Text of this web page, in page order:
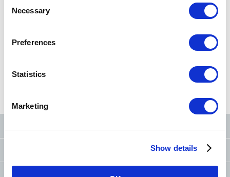
Selection
Necessary
Preferences
Statistics
Marketing
Show details
Rechercher à partir de
Rechercher par
Conditions